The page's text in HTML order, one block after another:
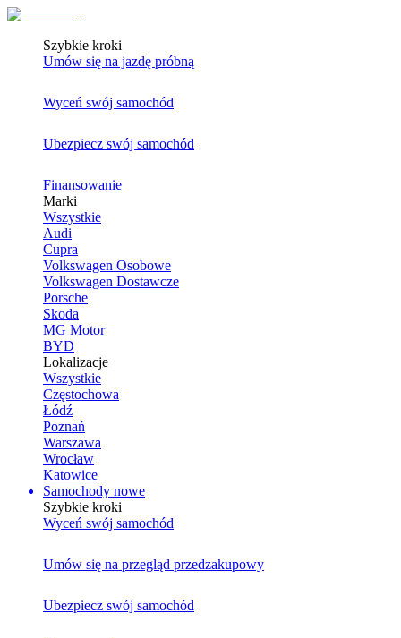
Szybkie kroki
Umów się na jazdę próbną
Wyceń swój samochód
Ubezpiecz swój samochód
Finansowanie
Marki
Wszystkie
Audi
Cupra
Volkswagen Osobowe
Volkswagen Dostawcze
Porsche
Skoda
MG Motor
BYD
Lokalizacje
Wszystkie
Częstochowa
Łódź
Poznań
Warszawa
Wrocław
Katowice
Samochody nowe
Szybkie kroki
Wyceń swój samochód
Umów się na przegląd przedzakupowy
Ubezpiecz swój samochód